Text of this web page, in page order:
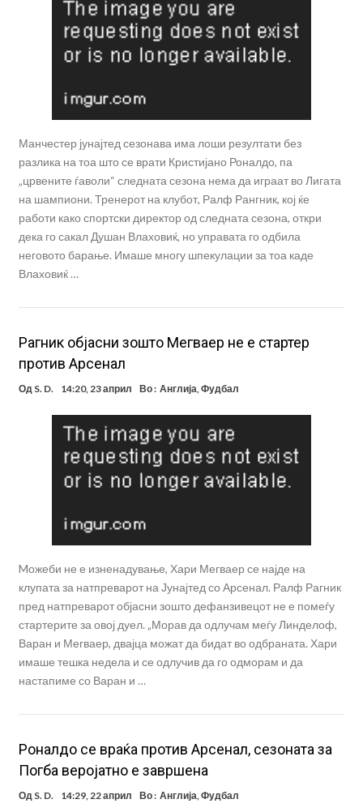
Манчестер јунајтед сезонава има лоши резултати без
разлика на тоа што се врати Кристијано Роналдо, па
„црвените ѓаволи“ следната сезона нема да играат во Лигата
на шампиони. Тренерот на клубот, Ралф Рангник, кој ќе
работи како спортски директор од следната сезона, откри
дека го сакал Душан Влаховиќ, но управата го одбила
неговото барање. Имаше многу шпекулации за тоа каде
Влаховиќ …
Рагник објасни зошто Мегваер не е стартер
против Арсенал
Од S. D. 14:20, 23 април Во : Англија,Фудбал
Mожеби не е изненадување, Хари Мегваер се најде на
клупата за натпреварот на Јунајтед со Арсенал. Ралф Рагник
пред натпреварот објасни зошто дефанзивецот не е помеѓу
стартерите за овој дуел. „Морав да одлучам меѓу Линделоф,
Варан и Мегваер, двајца можат да бидат во одбраната. Хари
имаше тешка недела и се одлучив да го одморам и да
настапиме со Варан и …
Роналдо се враќа против Арсенал, сезоната за
Погба веројатно е завршена
Од S. D. 14:29, 22 април Во : Англија,Фудбал